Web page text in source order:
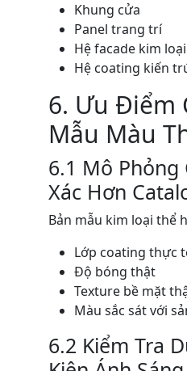
Khung cửa
Panel trang trí
Hệ facade kim loại
Hệ coating kiến
6. Ưu Điểm
Mẫu Màu
6.1 Mô Phỏng
Xác Hơn
Bản mẫu kim loại thể
Lớp coating thực
Độ bóng thật
Texture bề mặt
Màu sắc sát với
6.2 Kiểm Tra